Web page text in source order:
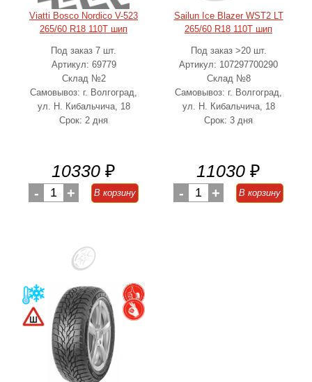
Viatti Bosco Nordico V-523
265/60 R18 110T шип
Под заказ 7 шт.
Артикул: 69779
Склад №2
Самовывоз: г. Волгоград,
ул. Н. Кибальчича, 18
Срок: 2 дня
10330 ₽
- 1 + В корзину
Sailun Ice Blazer WST2 LT
265/60 R18 110T шип
Под заказ >20 шт.
Артикул: 107297700290
Склад №8
Самовывоз: г. Волгоград,
ул. Н. Кибальчича, 18
Срок: 3 дня
11030 ₽
- 1 + В корзину